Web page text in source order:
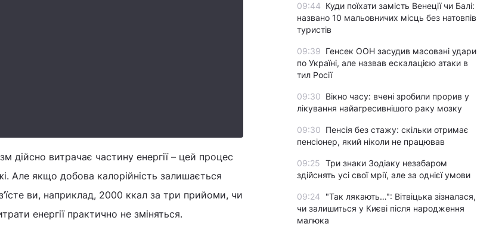
дійсно витрачає частину енергії – цей процес
Але якщо добова калорійність залишається
ви, наприклад, 2000 ккал за три прийоми, чи
енергії практично не зміняться.
09:44 Куди поїхати замість Венеції чи Балі:
названо 10 мальовничих місць без натовпів
туристів
09:39 Генсек ООН засудив масовані удари
по Україні, але назвав ескалацією атаки в
тил Росії
09:30 Вікно часу: вчені зробили прорив у
лікування найагресивнішого раку мозку
09:30 Пенсія без стажу: скільки отримає
пенсіонер, який ніколи не працював
09:25 Три знаки Зодіаку незабаром
здійснять усі свої мрії, але за однієї умови
09:24
"Так лякають…": Вітвіцька зізналася,
чи залишиться у Києві після народження
малюка